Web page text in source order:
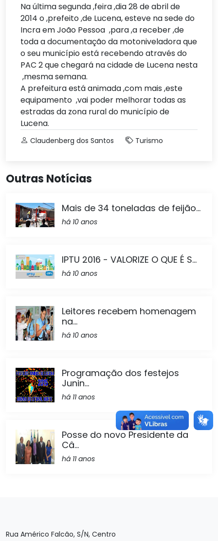
Na última segunda ,feira,dia 28 de abril de
2014 o ,prefeito,de Lucena, esteve na sede do
Incra em João Pessoa ,para ,a receber,de
toda a documentação da motoniveladora que
o seu município está recebendo através do
PAC 2 que chegará na cidade de Lucena nesta
,mesma semana.
A prefeitura está animada ,com mais ,este
equipamento ,vai poder melhorar todas as
estradas da zona rural do município de
Lucena.
Claudenberg dos Santos Turismo
Outras Notícias
Mais de 34 toneladas de feijão...
há 10 anos
IPTU 2016 - VALORIZE O QUE É S...
há 10 anos
Leitores recebem homenagem
na...
há 10 anos
Programação dos festejos
Junin...
há 11 anos
Posse do novo Presidente da
Câ...
há 11 anos
Rua Américo Falcão, S/N, Centro